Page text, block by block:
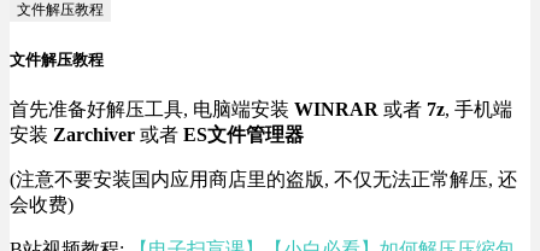
文件解压教程
文件解压教程
首先准备好解压工具, 电脑端安装 WINRAR 或者 7z, 手机端
安装 Zarchiver 或者 ES文件管理器
(注意不要安装国内应用商店里的盗版, 不仅无法正常解压, 还
会收费)